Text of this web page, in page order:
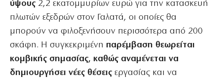
ύψους 2,2 εκατομμυρίων ευρώ για την κατασκευή
πλωτών εξεδρών στον Γαλατά, οι οποίες θα
μπορούν να φιλοξενήσουν περισσότερα από 200
σκάφη. Η συγκεκριμένη παρέμβαση θεωρείται
κομβικής σημασίας, καθώς αναμένεται να
δημιουργήσει νέες θέσεις εργασίας και να